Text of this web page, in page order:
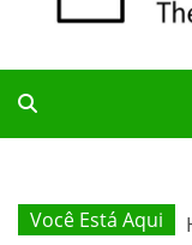
Você Está Aqui